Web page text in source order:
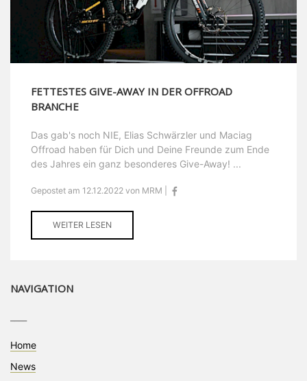
FETTESTES GIVE-AWAY IN DER OFFROAD
BRANCHE
Das gab's noch NIE, Elias Schwärzler und Maciag
Offroad haben für Dich und Deine Freunde zum Ende
des Jahres ein ganz besonderes Give-Away! ...
Gepostet am 12.12.2022 von MRM |
WEITER LESEN
NAVIGATION
Home
News